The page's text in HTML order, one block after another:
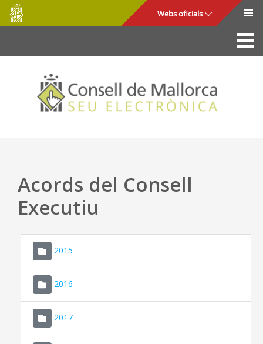
Salta al contingut principal
Consell
de
Mallorca
Webs oficials
La Seu
Consell de Mallorca
Accés i seguretat
Utilitats
Ajuda
Acords del Consell
Executiu
2015
2016
2017